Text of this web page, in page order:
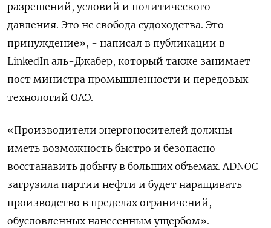
разрешений, условий ​и политического
давления. Это ⁠не свобода судоходства. Это
принуждение», - написал ‌в публикации в
LinkedIn аль-Джабер, ‌который также занимает
пост министра промышленности и передовых
технологий ОАЭ.
«Производители энергоносителей должны ​
иметь возможность быстро и безопасно
восстанавить добычу в ‌больших объемах. ADNOC
загрузила партии нефти и будет наращивать ​
производство в пределах ограничений,
обусловленных нанесенным ущербом».